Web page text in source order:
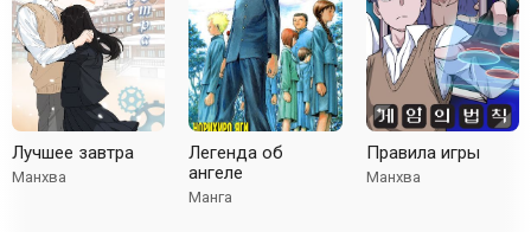
Лучшее завтра
Манхва
Легенда об
ангеле
Манга
Правила игры
Манхва